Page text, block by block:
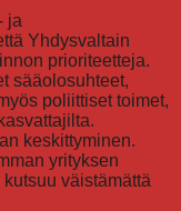
ja
Yhdysvaltain
prioriteetteja.
sääolosuhteet,
poliittiset toimet,
keskittyminen.
yrityksen
väistämättä